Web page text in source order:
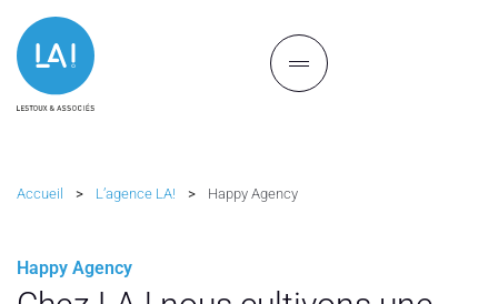
Accueil > L’agence LA! > Happy Agency
Happy Agency